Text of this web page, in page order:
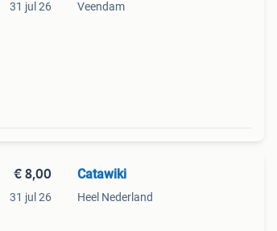
31 jul 26 Veendam
€ 8,00
31 jul 26
Catawiki
Heel Nederland